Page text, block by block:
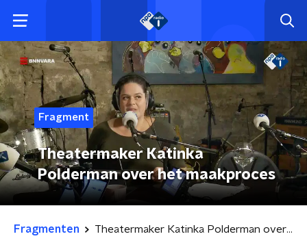
Fragment
Theatermaker Katinka
Polderman over het maakproces
Fragmenten Theatermaker Katinka Polderman over het maakproces